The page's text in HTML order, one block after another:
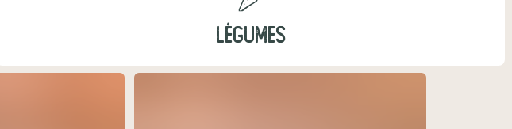
LÉGUMES